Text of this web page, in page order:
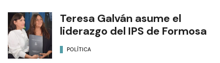
Teresa Galván asume el
liderazgo del IPS de Formosa
POLÍTICA